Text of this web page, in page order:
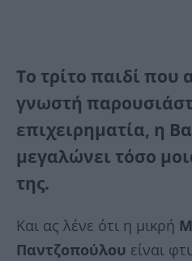
Το τρίτο παιδί που
γνωστή
επιχειρηματία, η
μεγαλώνει τόσο
της.
Και ας λένε ότι η μικρή
Παντζοπούλου είναι